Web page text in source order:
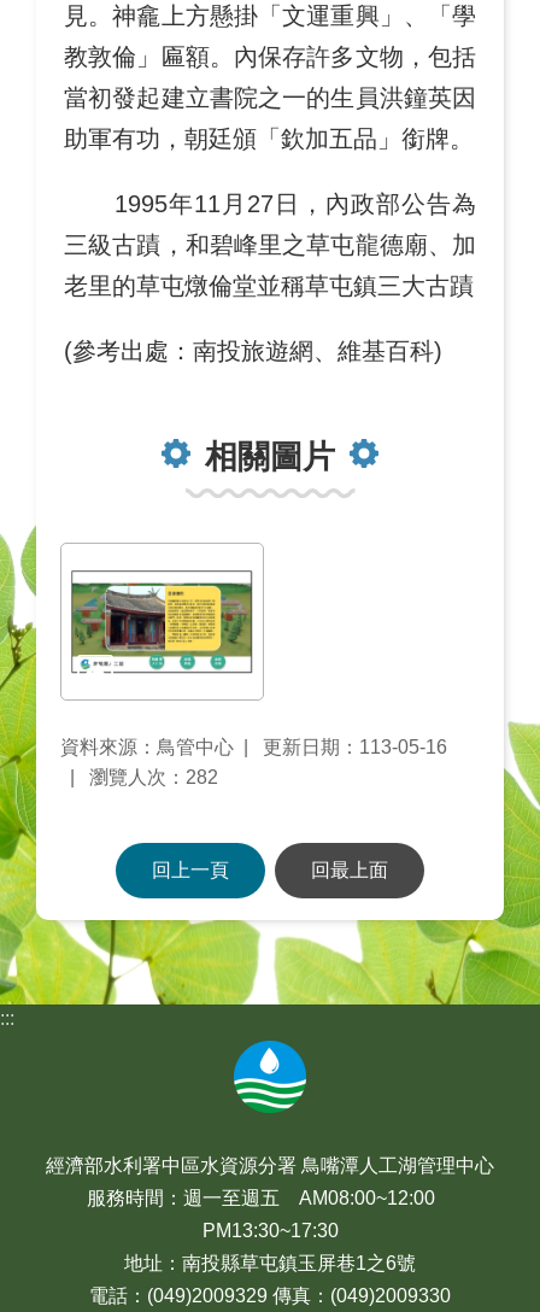
見。神龕上方懸掛「文運重興」、「學
教敦倫」匾額。內保存許多文物，包括
當初發起建立書院之一的生員洪鐘英因
助軍有功，朝廷頒「欽加五品」銜牌。
1995年11月27日，內政部公告為
三級古蹟，和碧峰里之草屯龍德廟、加
老里的草屯燉倫堂並稱草屯鎮三大古蹟
(參考出處：南投旅遊網、維基百科)
相關圖片
資料來源：鳥管中心
更新日期：113-05-16
瀏覽人次：282
回上一頁 回最上面
:::
經濟部水利署中區水資源分署 鳥嘴潭人工湖管理中心
服務時間：週一至週五 AM08:00~12:00
PM13:30~17:30
地址：南投縣草屯鎮玉屏巷1之6號
電話：(049)2009329 傳真：(049)2009330